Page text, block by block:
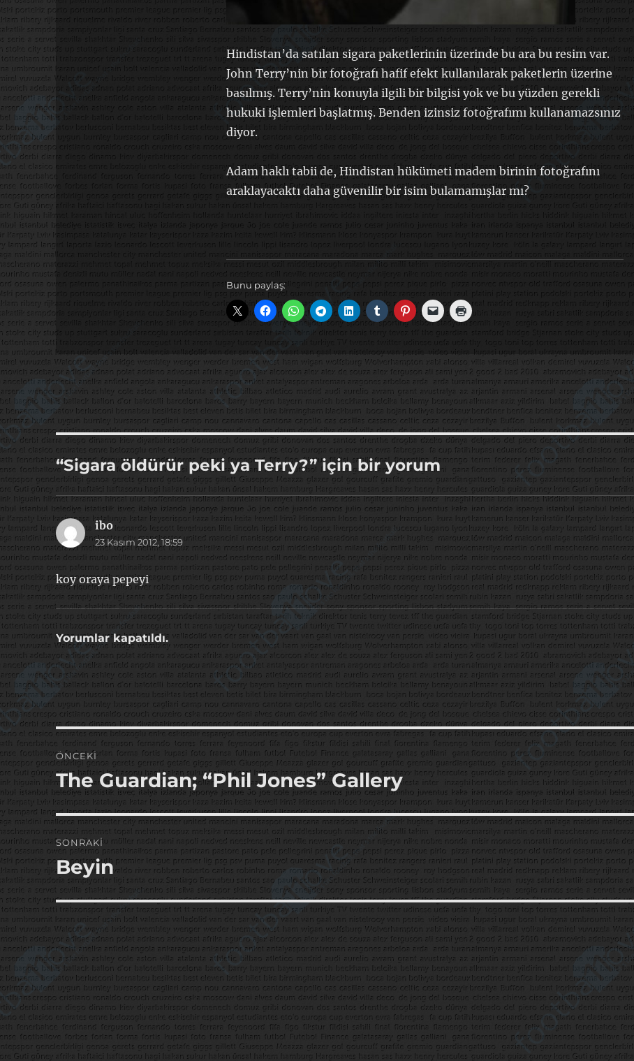
Hindistan’da satılan sigara paketlerinin üzerinde bu ara bu resim var.
John Terry’nin bir fotoğrafı hafif efekt kullanılarak paketlerin üzerine
basılmış. Terry’nin konuyla ilgili bir bilgisi yok ve bu yüzden gerekli
hukuki işlemleri başlatmış. Benden izinsiz fotoğrafımı kullanamazsınız
diyor.
Adam haklı tabii de, Hindistan hükümeti madem birinin fotoğrafını
araklayacaktı daha güvenilir bir isim bulamamışlar mı?
Bunu paylaş:
“Sigara öldürür peki ya Terry?” için bir yorum
ibodedi
ki:
23 Kasım 2012, 18:59
koy oraya pepeyi
Yorumlar kapatıldı.
Yazı
gezinmesi
ÖNCEKI
Önceki
yazı:
The Guardian; “Phil Jones” Gallery
SONRAKI
Sonraki
yazı:
Beyin